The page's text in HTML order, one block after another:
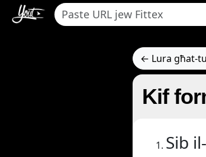
← Lura għat-
Kif
Sib